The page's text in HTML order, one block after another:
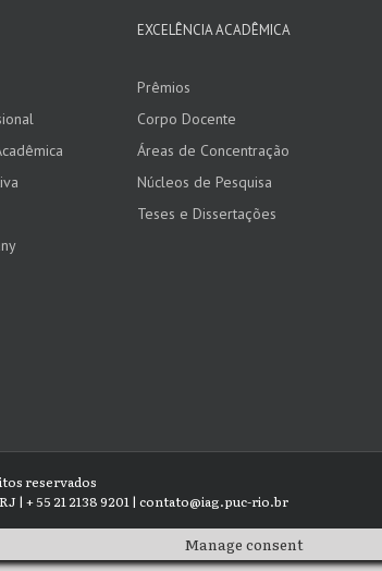
EXCELÊNCIA ACADÊMICA
Prêmios
Corpo Docente
Áreas de Concentração
Núcleos de Pesquisa
Teses e Dissertações
reservados
| + 55 21 2138 9201 | contato@iag.puc-rio.br
Manage consent